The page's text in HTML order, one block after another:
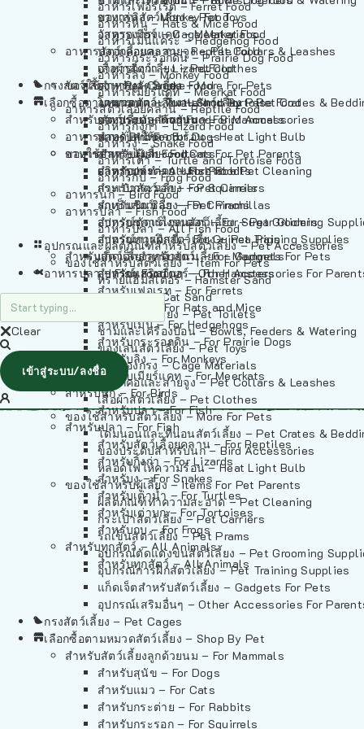
อาหารเฟอร์เร็ต – Ferret Food
อาหารหนู – Rats & Mice Food
อาหารเม่นแคระ – Hedgehog Food
อาหารกระรอกดิน – Prairie Dog Food
อาหารลิง – Monkey Food
อาหารเมียร์แคท – Meerkat Food
อาหารสัตว์เลี้อยคลาน – Reptile Food
อาหารกิ้งก่า – Lizard Food
อาหารงู – Snake Food
อาหารเต่า – Turtle and Tortoise Food
อาหารกบ – Frog Food
อาหารนก – Bird Food
อาหารปลา – Fish Food
อาหารปลา – All Fish Food
อุปกรณและผลิตภัณฑ์สำหรับสัตว์เลี้ยง – Pet Accessories
ของใช้สำหรับสัตว์เลี้ยง – Item For Pets
ทรายแฮมสเตอร์ – Hamster Sand
ทรายแมว – Cat Sand
ห้องน้ำสัตว์เลี้ยง – Pet Toilets
ชามและเครื่องป้อน – Bowls, Feeders & Watering
ของเล่นสัตว์เลี้ยง – Pet Toys
วัสดุรองกรง – Cage Materials
ปลอกคอและสายจูง – Pet Collars & Leashes
เสื้อผ้าสัตว์เลี้ยง – Pet Clothes
ของใช้สำหรับสัตว์เลี้ยง – More For Pets
โดมนอนและที่นอนสัตว์เลี้ยง – Pet Crates &
ของประดับสำหรับนก – Bird Accessories
หลอดไฟให้ความร้อน – Heat Light Bulb
ของใช้สำหรับผู้เลี้ยง – Items For Pet Parents
ผลิตภัณฑ์ทำความสะอาด – Pet Cleaning
กระเป๋าสัตว์เลี้ยง – Pet Carriers
รถเข็นสัตว์เลี้ยง – Pet Prams
อุปกรณ์ตัดแต่งขนสัตว์เลี้ยง – Pet Grooming
อุปกรณ์การฝึกสัตว์เลี้ยง – Pet Training Supplies
แก็ดเจ็ตสำหรับสัตว์เลี้ยง – Gadgets For Pets
อุปกรณ์เสริมอื่นๆ – Other Accessories For
กรงสัตว์เลี้ยง – Pet Cages
เลือกซื้อตามหมวดสัตว์เลี้ยง – Shop By Pet
สำหรับสัตว์เลี้ยงลูกด้วยนม – For Mammals
สำหรับสุนัข – For Dogs
สำหรับแมว – For Cats
สำหรับกระต่าย – For Rabbits
สำหรับกระรอก – For Squirrels
อาหารลิง – Monkey Food
อาหารเมียร์แคท – Meerkat Food
อาหารสัตว์เลี้อยคลาน – Reptile Food
อาหารกิ้งก่า – Lizard Food
อาหารงู – Snake Food
อาหารเต่า – Turtle and Tortoise Food
อาหารกบ – Frog Food
อาหารนก – Bird Food
อาหารปลา – Fish Food
อาหารปลา – All Fish Food
ของเล่นสัตว์เลี้ยง – Pet Toys
วัสดุรองกรง – Cage Materials
ปลอกคอและสายจูง – Pet Collars & Leashes
เสื้อผ้าสัตว์เลี้ยง – Pet Clothes
ของใช้สำหรับสัตว์เลี้ยง – More For Pets
โดมนอนและที่นอนสัตว์เลี้ยง – Pet Crates &
ของประดับสำหรับนก – Bird Accessories
หลอดไฟให้ความร้อน – Heat Light Bulb
ของใช้สำหรับผู้เลี้ยง – Items For Pet Parents
ผลิตภัณฑ์ทำความสะอาด – Pet Cleaning
กระเป๋าสัตว์เลี้ยง – Pet Carriers
รถเข็นสัตว์เลี้ยง – Pet Prams
อุปกรณ์ตัดแต่งขนสัตว์เลี้ยง – Pet Grooming
อุปกรณ์การฝึกสัตว์เลี้ยง – Pet Training Supplies
แก็ดเจ็ตสำหรับสัตว์เลี้ยง – Gadgets For Pets
อุปกรณ์เสริมอื่นๆ – Other Accessories For
กรงสัตว์เลี้ยง – Pet Cages
เลือกซื้อตามหมวดสัตว์เลี้ยง – Shop By Pet
สำหรับสัตว์เลี้ยงลูกด้วยนม – For Mammals
สำหรับสุนัข – For Dogs
สำหรับแมว – For Cats
สำหรับกระต่าย – For Rabbits
สำหรับกระรอก – For Squirrels
สำหรับชินชิล่า – For Chinchillas
สำหรับชูการ์ไกลเดอร์ – For Sugar Gliders
สำหรับหนูแกสบี้ – For Guinea Pigs
สำหรับสัตว์เลี้ยงลูกด้วยนม – For Mammals
สำหรับแฮมสเตอร์ – For Hamsters
สำหรับเฟอเรท – For Ferrets
สำหรับหนู – For Rats and Mice
สำหรับเม่น – For Hedgehogs
สำหรับกระรอกดิน – For Prairie Dogs
สำหรับลิง – For Monkeys
สำหรับเมียร์แคท – For Meerkats
สำหรับนก – For Birds
สำหรับปลา – For Fish
สำหรับปลา – For Fish
สำหรับสัตว์เลื้อยคลาน – For Reptiles
สำหรับกิ้งก่า – For Lizards
สำหรับงู – For Snakes
สำหรับเต่าน้ำ – For Turtles
สำหรับเต่าบก – For Tortoises
สำหรับกบ – For Frogs
สำหรับทุกสัตว์ – All Animals
สำหรับทุกสัตว์ – All Animals
อาหารปลา – Fish Food
Clear
เข้าสู่ระบบ/ลงชื่อ